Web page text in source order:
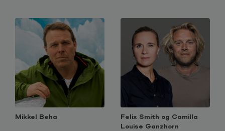
Mikkel Beha
Felix Smith og Camilla
Louise Ganzhorn